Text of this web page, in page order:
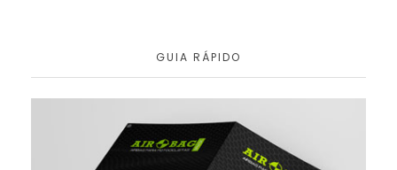
GUIA RÁPIDO